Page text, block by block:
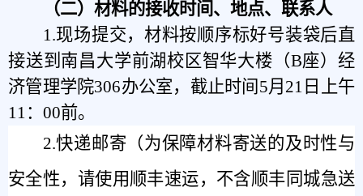
（二）材料的接收时间、地点、联系人
1.现场提交，材料按顺序标好号装袋后直
接送到南昌大学前湖校区智华大楼（B座）经
济管理学院306办公室，截止时间 5月 21 日
上午
11：00前。
2.快递邮寄（为保障材料寄送的及时性与
安全性，请使用顺丰速运，不含顺丰同城急送